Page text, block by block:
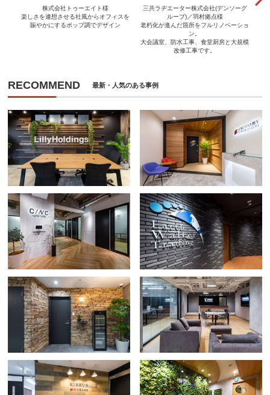
株式会社トゥーエイト様
楽しさを連想させる社風からオフィスを
賑やかにするポップ調でデザイン
三共ラヂエーター株式会社(デンソーグ
ループ)／羽村拠点様
老朽化が進んだ箇所をフルリノベーショ
ン。
大会議室、防水工事、食堂厨房と大規模
改修工事です。
RECOMMEND 最新・人気のある事例